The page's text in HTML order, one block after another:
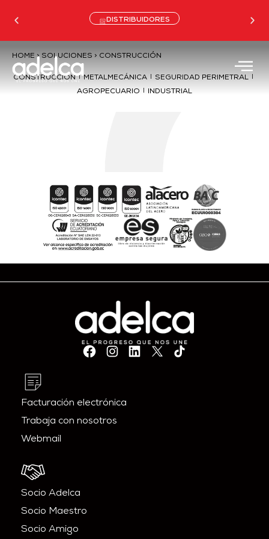
DISTRIBUIDORES
HOME > SOLUCIONES > CONSTRUCCIÓN
CONSTRUCCIÓN | METALMECÁNICA SEGURIDAD PERIMETRAL
AGROPECUARIO INDUSTRIAL
Facturación electrónica
Trabaja con nosotros
Webmail
Socio Adelca
Socio Maestro
Socio Amigo